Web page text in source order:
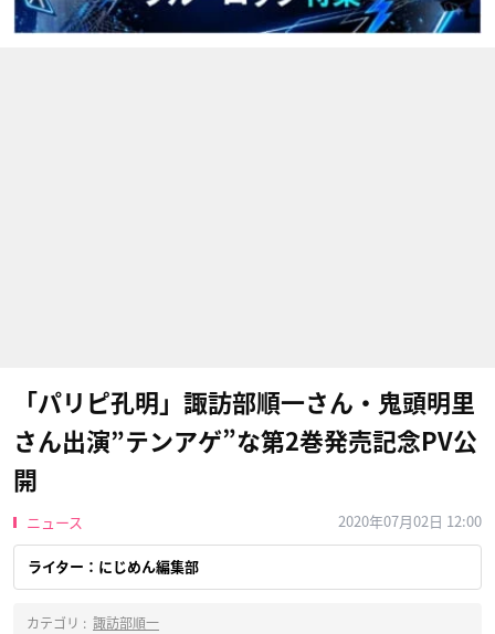
「パリピ孔明」諏訪部順一さん・鬼頭明里
さん出演”テンアゲ”な第2巻発売記念PV公
開
ニュース 2020年07月02日 12:00
ライター：にじめん編集部
カテゴリ : 諏訪部順一